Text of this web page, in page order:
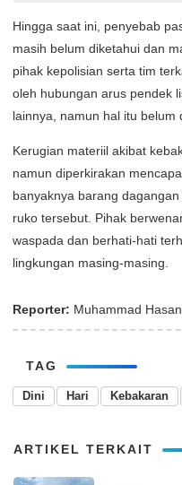
Hingga saat ini, penyebab
masih belum diketahui dan
pihak kepolisian serta tim
oleh hubungan arus pendek
lainnya, namun hal itu belum
Kerugian materiil akibat
namun diperkirakan
banyaknya barang
ruko tersebut. Pihak
waspada dan berhati-hati
lingkungan masing-masing.
Reporter: Muhammad Hasan
TAG
Dini Hari Kebakaran
ARTIKEL TERKAIT